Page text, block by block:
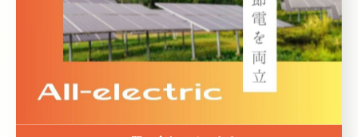
した変化を見越して容量に余裕を持たせたり、拡張性の
あるモデルを選択することが重要です。長期的視点で選
定することで、無駄な買い替えや追加投資を抑え、住宅
資産価値の維持につながります。